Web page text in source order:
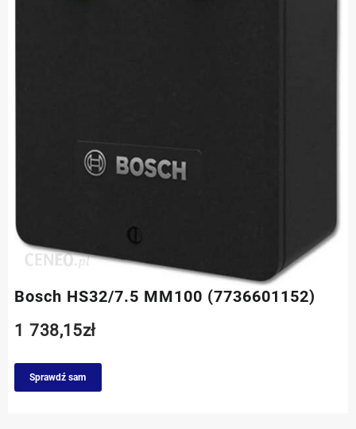
Bosch HS32/7.5 MM100 (7736601152)
1 738,15zł
Sprawdź sam